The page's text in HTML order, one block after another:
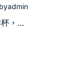
byadmin
杯，…